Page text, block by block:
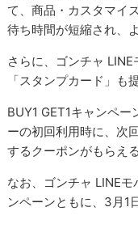
て、商品・カスタマイ
待ち時間が短縮され、
さらに、ゴンチャ
「スタンプカード」も
BUY1 GET1キャンペ
ーの初回利用時に、次
するクーポンがもらえる
なお、ゴンチャ LINE
ンペーンともに、3月1